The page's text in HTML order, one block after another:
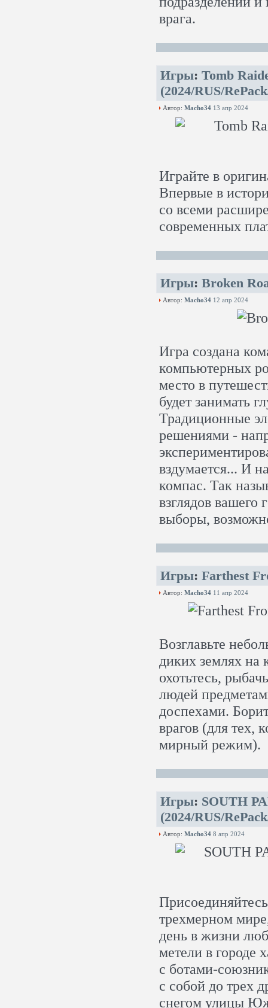
врага.
Игры: Tomb
(2024/RUS/
Автор: Macho34 13 апр 2024
Играйте в
Впервые в
со всеми
современных
Игры: Broken
Автор: Macho34 12 апр 2024
Игра создана
компьютерных
место в
будет занимать
Традиционные
решениями -
вздумается... И
компас. Так
взглядов вашего
выборы,
Игры: Farthest
Автор: Macho34 11 апр 2024
Возглавьте
диких землях на
охотьтесь,
людей
доспехами.
врагов (для тех,
мирный режим).
Игры: SOUTH
(2024/RUS/
Автор: Macho34 8 апр 2024
трехмерном
день в жизни
метели в городе
с ботами-
с собой до трех
снегом улицы